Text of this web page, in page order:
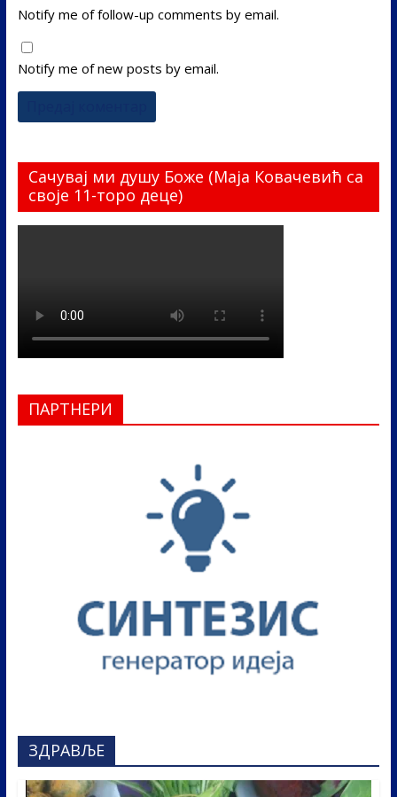
Notify me of follow-up comments by email.
Notify me of new posts by email.
Сачувај ми душу Боже (Маја Ковачевић са
своје 11-торо деце)
ПАРТНЕРИ
ЗДРАВЉЕ